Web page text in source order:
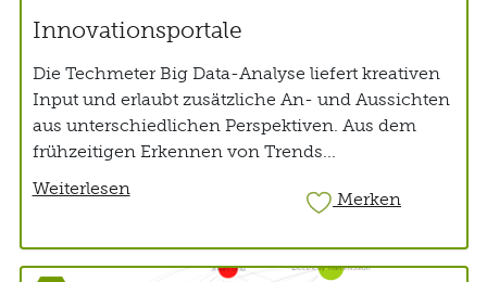
Innovationsportale
Die Techmeter Big Data-Analyse liefert kreativen
Input und erlaubt zusätzliche An- und Aussichten
aus unterschiedlichen Perspektiven. Aus dem
frühzeitigen Erkennen von Trends...
Weiterlesen
Merken